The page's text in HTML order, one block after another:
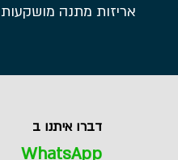
WhatsApp
דברו איתנו ב
אריזות מתנה מושקעות